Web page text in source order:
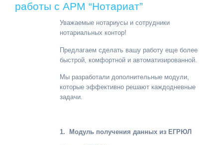
работы с АРМ “Нотариат”
Уважаемые нотариусы и сотрудники
нотариальных контор!
Предлагаем сделать вашу работу еще более
быстрой, комфортной и автоматизированной.
Мы разработали дополнительные модули,
которые эффективно решают каждодневные
задачи.
1. Модуль получения данных из ЕГРЮЛ